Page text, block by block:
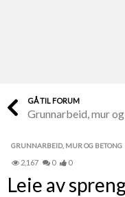
Finn håndverkere
Papirer som
Skaff dokumentasjon
GÅ TIL FORUM
Grunnarbeid, mur
GRUNNARBEID, MUR OG BETONG
2,167 0 0
Leie av